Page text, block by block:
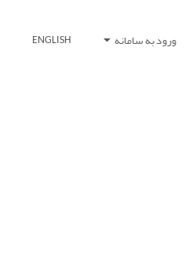
ورود به سامانه ENGLISH